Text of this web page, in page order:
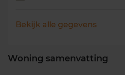
Bekijk alle gegevens
Woning samenvatting